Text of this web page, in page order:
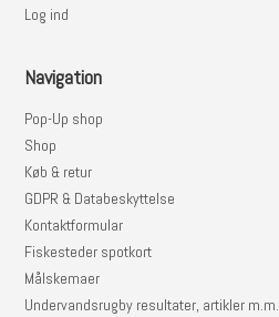
Log ind
Navigation
Pop-Up shop
Shop
Køb & retur
GDPR & Databeskyttelse
Kontaktformular
Fiskesteder spotkort
Målskemaer
Undervandsrugby resultater, artikler m.m.